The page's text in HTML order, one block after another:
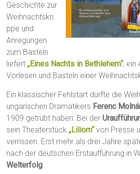
Geschichte zur
Weihnachtskri
ppe und
Anregungen
zum Basteln
liefert„Eines Nachts in Bethlehem“, ein
Vorlesen und Basteln einer
Ein klassischer Fehlstart dürfte die
ungarischen Dramatikers Ferenc
1909 getrübt haben: Bei der
sein Theaterstück„Liliom“ von Presse
verrissen. Erst mehr als drei Jahre
nach der deutschen Erstaufführung in
Welterfolg.